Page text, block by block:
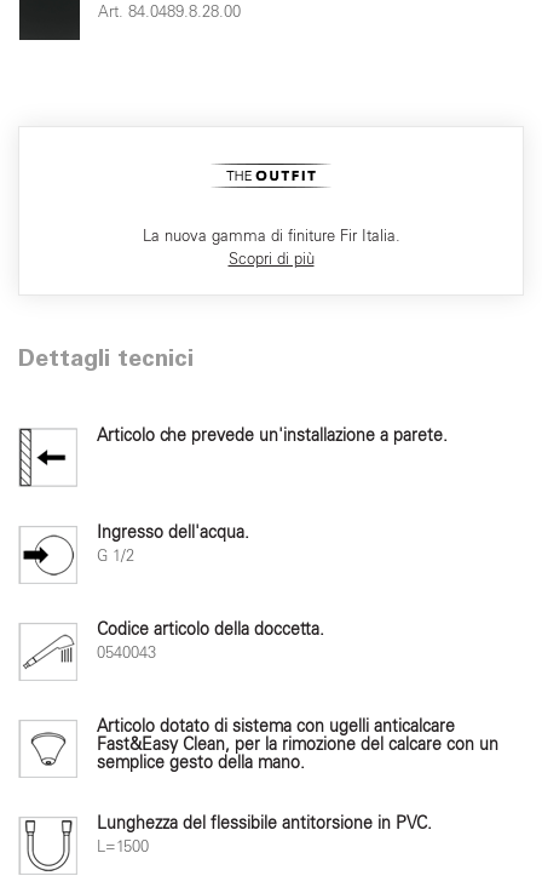
Art. 84.0489.8.28.00
La nuova gamma di finiture Fir Italia.
Scopri di più
Dettagli tecnici
Articolo che prevede un'installazione a parete.
Ingresso dell'acqua.
G 1/2
Codice articolo della doccetta.
0540043
Articolo dotato di sistema con ugelli anticalcare
Fast&Easy Clean, per la rimozione del calcare con un
semplice gesto della mano.
Lunghezza del flessibile antitorsione in PVC.
L=1500